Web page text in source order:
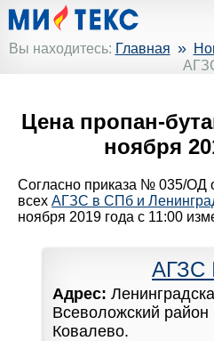
Вы находитесь: Главная »
Цена пропан-
ноября
Согласно приказа № 035/ОД
всех АГЗС в СПб и
ноября 2019 года с 11:00
Адрес:
Всеволожский район
Ковалево.